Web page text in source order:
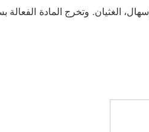
الغثيان. وتخرج المادة الفعالة